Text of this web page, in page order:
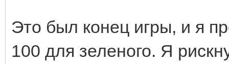
Это был конец игры, и я
100 для зеленого. Я